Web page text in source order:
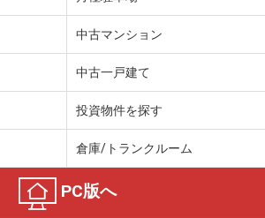
中古マンション
中古一戸建て
投資物件を探す
倉庫/トランクルーム
PC版へ